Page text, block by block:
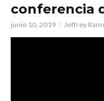
conferencia
junio 10, 2019 Jeffrey